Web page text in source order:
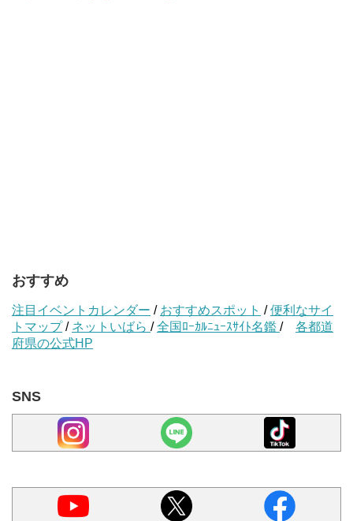
おすすめ
注目イベントカレンダー / おすすめスポット /便利なサイ
トマップ/ ネットいばら /全国ﾛｰｶﾙﾆｭｰｽｻｲﾄ名鑑 / 各都道
府県の公式HP
SNS